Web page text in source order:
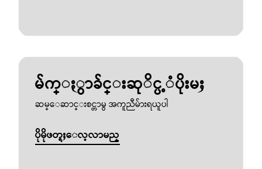
မ်က္ႏွာခ်င္းဆုိင္ပ့ံပိုးမႈ
ဆမ္ေဆာင္းစင္တာမွ အကူညီမ်ားရယူပါ
ပိုမိုဖတ္ရႈေလ့လာမည္